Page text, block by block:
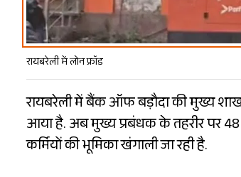
रायबरेली में लोन फ्रॉड
रायबरेली में बैंक ऑफ बड़ौदा की मुख्य
आया है. अब मुख्य प्रबंधक के तहरीर पर
कर्मियों की भूमिका खंगाली जा रही है.